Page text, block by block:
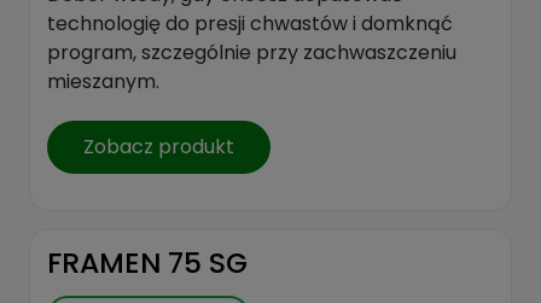
technologię do presji chwastów i domknąć
program, szczególnie przy zachwaszczeniu
mieszanym.
Zobacz produkt
FRAMEN 75 SG